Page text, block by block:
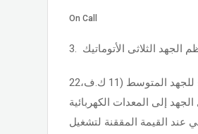
On Call
يقوم هذا المنتج بضبط قيمة الجهد على خطوط نقل الكهرباء للجهد المتوسط (11 ك.ف،22
إلى المعدات الكهربائية
عند القيمة المققنة لتشغيل